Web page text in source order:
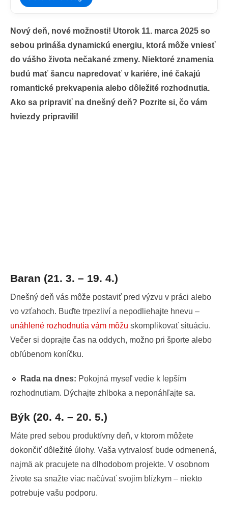
Nový deň, nové možnosti! Utorok 11. marca 2025 so
sebou prináša dynamickú energiu, ktorá môže vniesť
do vášho života nečakané zmeny. Niektoré znamenia
budú mať šancu napredovať v kariére, iné čakajú
romantické prekvapenia alebo dôležité rozhodnutia.
Ako sa pripraviť na dnešný deň? Pozrite si, čo vám
hviezdy pripravili!
Baran (21. 3. – 19. 4.)
Dnešný deň vás môže postaviť pred výzvu v práci alebo
vo vzťahoch. Buďte trpezliví a nepodliehajte hnevu –
unáhlené rozhodnutia vám môžu skomplikovať situáciu.
Večer si doprajte čas na oddych, možno pri športe alebo
obľúbenom koníčku.
🔹 Rada na dnes: Pokojná myseľ vedie k lepším
rozhodnutiam. Dýchajte zhlboka a neponáhľajte sa.
Býk (20. 4. – 20. 5.)
Máte pred sebou produktívny deň, v ktorom môžete
dokončiť dôležité úlohy. Vaša vytrvalosť bude odmenená,
najmä ak pracujete na dlhodobom projekte. V osobnom
živote sa snažte viac načúvať svojim blízkym – niekto
potrebuje vašu podporu.